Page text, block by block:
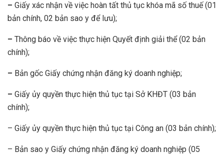
– Giấy xác nhận về việc hoàn tất thủ tục khóa mã số thuế (01
bản chính, 02 bản sao y để lưu);
– Thông báo về việc thực hiện Quyết định giải thể (02 bản
chính);
– Bản gốc Giấy chứng nhận đăng ký doanh nghiệp;
– Giấy ủy quyền thực hiện thủ tục tại Sở KHĐT (03 bản
chính);
– Giấy ủy quyền thực hiện thủ tục tại Công an (03 bản chính);
– Bản sao y Giấy chứng nhận đăng ký doanh nghiệp (05